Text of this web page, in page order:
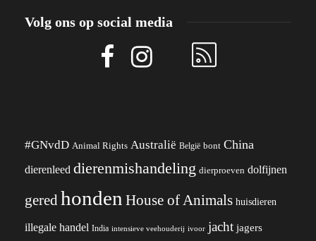
Volg ons op social media
#GNvdD Animal Rights Australië België bont China
dierenleed dierenmishandeling dierproeven dolfijnen
geredhonden House of Animals huisdieren
illegale handel India intensieve veehouderij ivoor jacht jagers